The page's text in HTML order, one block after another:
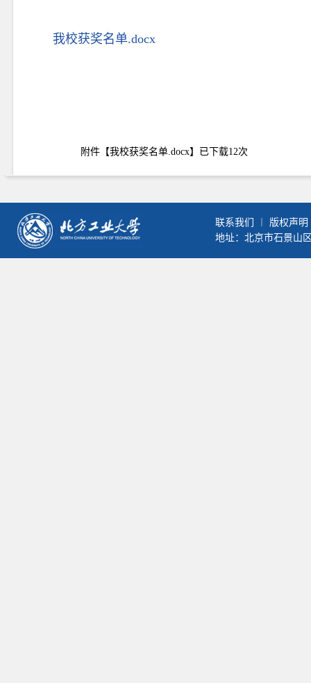
我校获奖名单.docx
附件【我校获奖名单.docx】已下载12次
联系我们 版权声明
地址：北京市石景山